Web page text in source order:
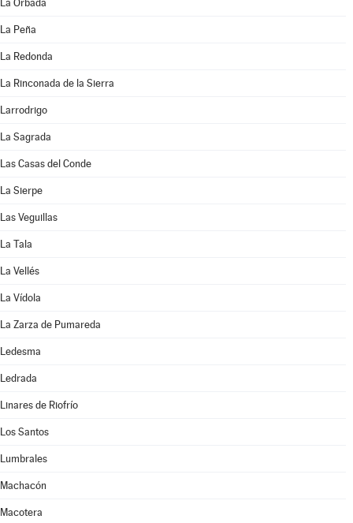
La Orbada
La Peña
La Redonda
La Rinconada de la Sierra
Larrodrigo
La Sagrada
Las Casas del Conde
La Sierpe
Las Veguillas
La Tala
La Vellés
La Vídola
La Zarza de Pumareda
Ledesma
Ledrada
Linares de Riofrío
Los Santos
Lumbrales
Machacón
Macotera